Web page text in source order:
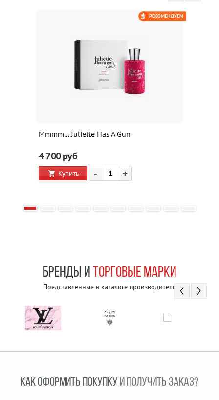
Mmmm... Juliette Has A Gun
4 700руб
Купить - +
РЕКОМЕНДУЕМ
БРЕНДЫ И ТОРГОВЫЕ МАРКИ
Представленные в каталоге производители
КАК ОФОРМИТЬ ПОКУПКУ И ПОЛУЧИТЬ ЗАКАЗ?